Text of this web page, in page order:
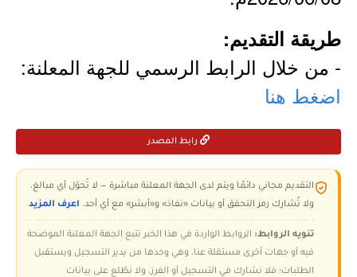
طريقة التقديم:
- من خلال الرابط الرسمي للجهة المعلنة:
اضغط هنا
رابط المصدر
التقديم مجاني دائمًا ويتم لدى الجهة المعلنة مباشرة — لا تُحوّل أي مبالغ،
ولا تُشارك رمز التحقق أو بيانات «نفاذ» و«أبشر» مع أي أحد. اعرف المزيد
تنويه الروابط: الروابط الواردة في هذا الخبر تتبع الجهة المعلنة الموضحة
فيه أو جهات أخرى مستقلة عنا، وهي وحدها من يدير التسجيل ويستقبل
الطلبات؛ فلا نشارك في التسجيل أو الفرز، ولا نطّلع على بيانات